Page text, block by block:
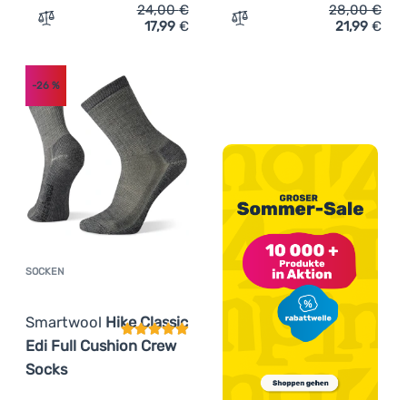
Zum Vergleich 'Sportsocken Smartwool Run Targeted
24,00€
17,99 € Zum Vergleich 'Socken
28,00€
21,99 €
SOCKEN
Smartwool Hike Classic
Edi Full Cushion Crew
Socks
-26 %